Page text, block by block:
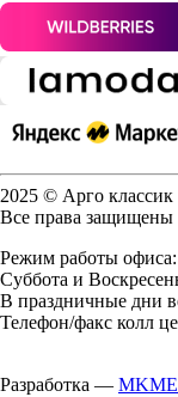
2025 © Арго классик
Все права защищены
Режим работы
Суббота и
В праздничные дни
Телефон/факс колл
Разработка —